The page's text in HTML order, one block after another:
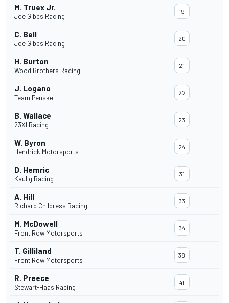
M. Truex Jr.
Joe Gibbs Racing
19
C. Bell
Joe Gibbs Racing
20
H. Burton
Wood Brothers Racing
21
J. Logano
Team Penske
22
B. Wallace
23XI Racing
23
W. Byron
Hendrick Motorsports
24
D. Hemric
Kaulig Racing
31
A. Hill
Richard Childress Racing
33
M. McDowell
Front Row Motorsports
34
T. Gilliland
Front Row Motorsports
38
R. Preece
Stewart-Haas Racing
41